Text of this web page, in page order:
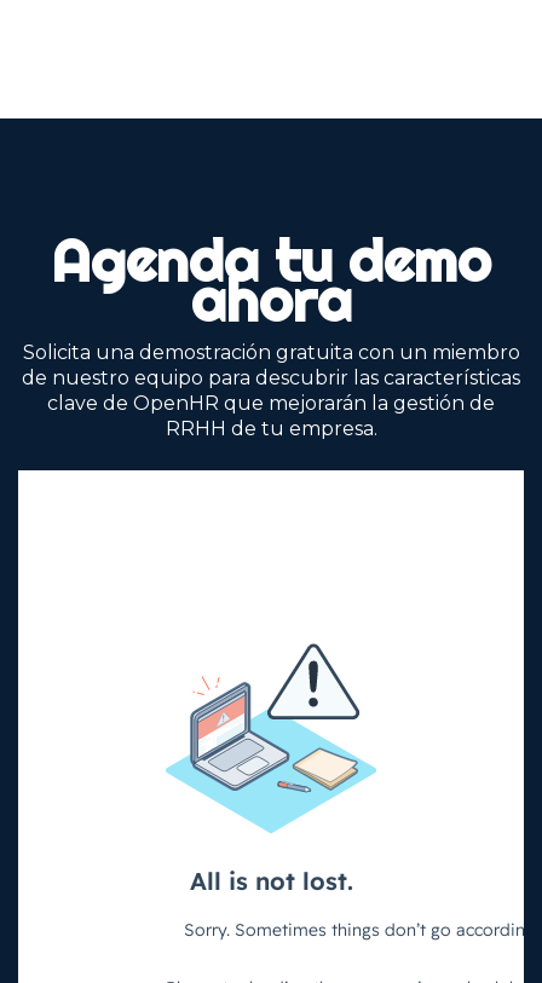
Agenda tu demo
ahora
Solicita una demostración gratuita con un miembro
de nuestro equipo para descubrir las características
clave de OpenHR que mejorarán la gestión de
RRHH de tu empresa.